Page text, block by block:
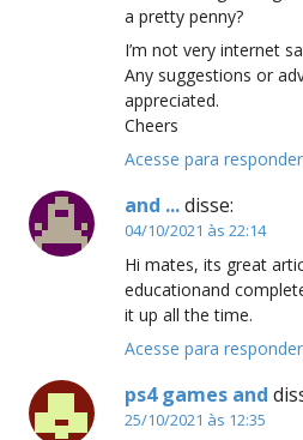
a pretty penny?
I’m not very internet
Any suggestions or
appreciated.
Cheers
Acesse para responder
and ...disse:
04/10/2021 às 22:14
Hi mates, its great
educationand
it up all the time.
Acesse para responder
ps4 games and
25/10/2021 às 12:35